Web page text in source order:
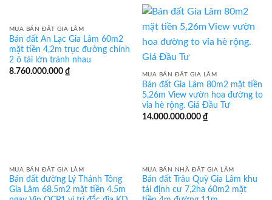
MUA BÁN ĐẤT GIA LÂM
Bán đất An Lạc Gia Lâm 60m2
mặt tiền 4,2m trục đường chính
2 ô tải lớn tránh nhau
8.760.000.000 ₫ MUA BÁN ĐẤT GIA LÂM
Bán đất Gia Lâm 80m2 mặt tiền
5,26m View vườn hoa đường to
vỉa hè rộng. Giá Đầu Tư
14.000.000.000 ₫
MUA BÁN ĐẤT GIA LÂM
Bán đất đường Lý Thánh Tông
Gia Lâm 68.5m2 mặt tiền 4.5m
MUA BÁN NHÀ ĐẤT GIA LÂM
Bán đất Trâu Quỳ Gia Lâm khu
tái định cư 7,2ha 60m2 mặt